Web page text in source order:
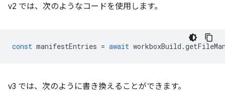
v2 では、次のようなコードを使用します。
const manifestEntries = await workboxBuild .
v3 では、次のように書き換えることができます。